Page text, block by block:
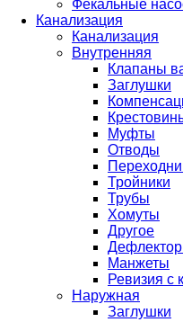
Фекальные
Канализация
Канализация
Внутренняя
Клапаны
Заглушки
Муфты
Отводы
Тройники
Трубы
Хомуты
Другое
Манжеты
Ревизия с
Наружная
Заглушки